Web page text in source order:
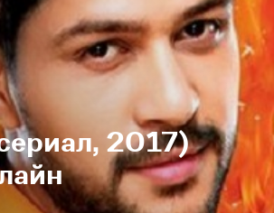
2017)